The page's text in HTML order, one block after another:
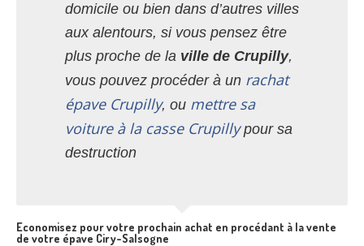
domicile ou bien dans d’autres villes
aux alentours, si vous pensez être
plus proche de la ville de Crupilly,
vous pouvez procéder à un rachat
épave Crupilly, ou mettre sa
voiture à la casse Crupillypour sa
destruction
Economisez pour votre prochain achat en procédant à la vente
de votre épave Ciry-Salsogne